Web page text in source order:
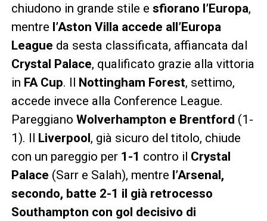
chiudono in grande stile e sfiorano l’Europa,
mentre l’Aston Villa accede all’Europa
League da sesta classificata, affiancata dal
Crystal Palace, qualificato grazie alla vittoria
in FA Cup. Il Nottingham Forest, settimo,
accede invece alla Conference League.
Pareggiano Wolverhampton e Brentford (1-
1). Il Liverpool, già sicuro del titolo, chiude
con un pareggio per 1-1 contro il Crystal
Palace (Sarr e Salah), mentre l’Arsenal,
secondo, batte 2-1 il già retrocesso
Southampton con gol decisivo di